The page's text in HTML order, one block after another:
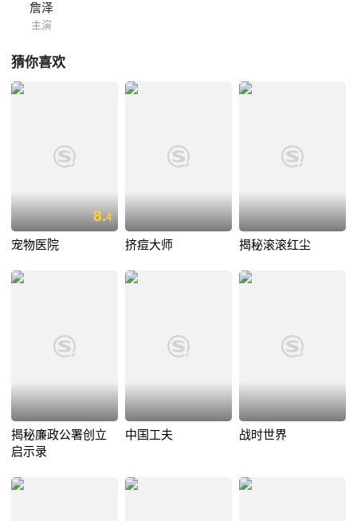
詹泽
主演
猜你喜欢
8.4
宠物医院 挤痘大师 揭秘滚滚红尘
揭秘廉政公署创立
启示录
中国工夫 战时世界